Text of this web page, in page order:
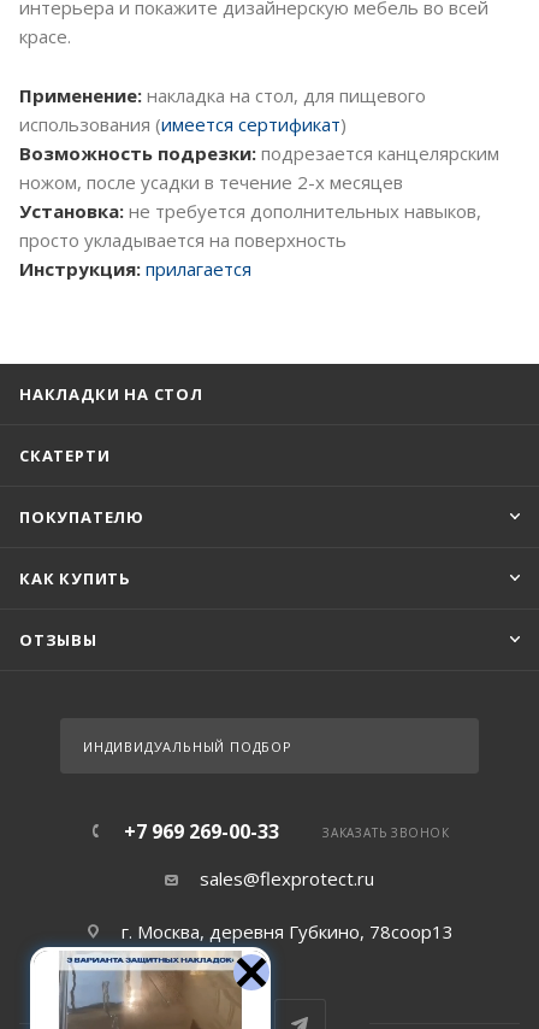
интерьера и покажите дизайнерскую мебель во всей
красе.
Применение: накладка на стол, для пищевого
использования (имеется сертификат)
Возможность подрезки: подрезается канцелярским
ножом, после усадки в течение 2-х месяцев
Установка: не требуется дополнительных навыков,
просто укладывается на поверхность
Инструкция: прилагается
НАКЛАДКИ НА СТОЛ
СКАТЕРТИ
ПОКУПАТЕЛЮ
КАК КУПИТЬ
ОТЗЫВЫ
ИНДИВИДУАЛЬНЫЙ ПОДБОР
+7 969 269-00-33 ЗАКАЗАТЬ ЗВОНОК
sales@flexprotect.ru
г. Москва, деревня Губкино, 78соор13